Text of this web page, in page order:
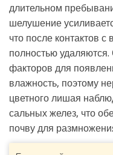
длительном
шелушение
что после контактов
полностью
факторов для
влажность, поэтому
цветного лишая
сальных желез, что
почву для